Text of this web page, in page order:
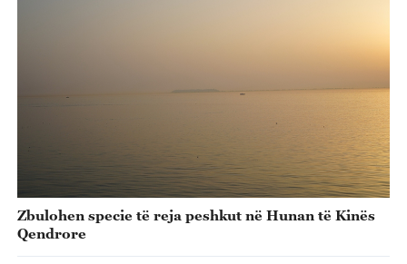
Zbulohen specie të reja peshkut në Hunan të Kinës
Qendrore